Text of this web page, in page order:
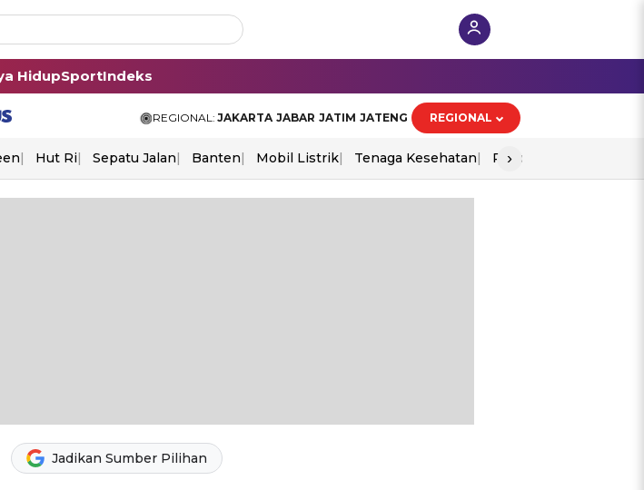
HidupSportIndeks
REGIONAL: JAKARTA JABAR JATIM JATENG REGIONAL
Hut Ri Sepatu Jalan Banten Mobil Listrik Tenaga Kesehatan Piala Aff 2026
›
Jadikan Sumber Pilihan